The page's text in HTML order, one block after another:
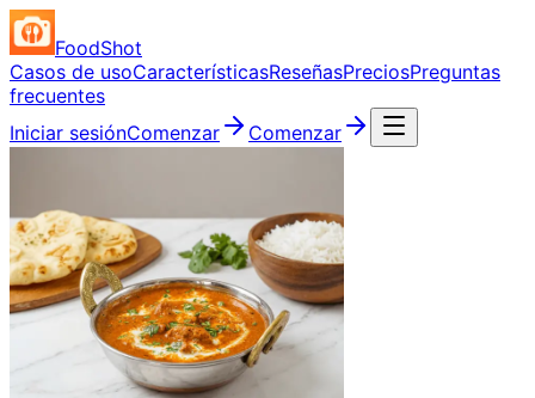
FoodShot
Casos de usoCaracterísticasReseñasPreciosPreguntas
frecuentes
Iniciar sesiónComenzar Comenzar